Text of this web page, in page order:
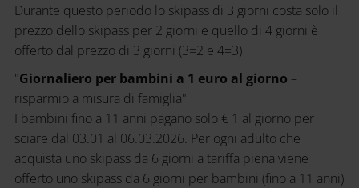
Durante questo periodo lo skipass di 3 giorni costa solo il
prezzo dello skipass per 2 giorni e quello di 4 giorni è
offerto dal prezzo di 3 giorni (3=2 e 4=3)
"Giornaliero per bambini a 1 euro al giorno –
risparmio a misura di famiglia"
I bambini fino a 11 anni pagano solo € 1 al giorno per
sciare dal 03.01 al 06.03.2026. Per ogni adulto che
acquista uno skipass da 6 giorni a tariffa piena viene
offerto uno skipass da 6 giorni per bambini (fino a 11 anni)